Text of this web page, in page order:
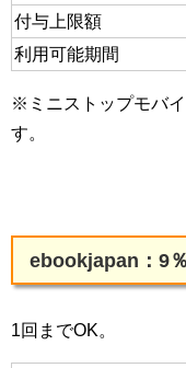
付与上限額
利用可能期間
※ミニストップモバ
す。
ebookjapan：9％
1回までOK。